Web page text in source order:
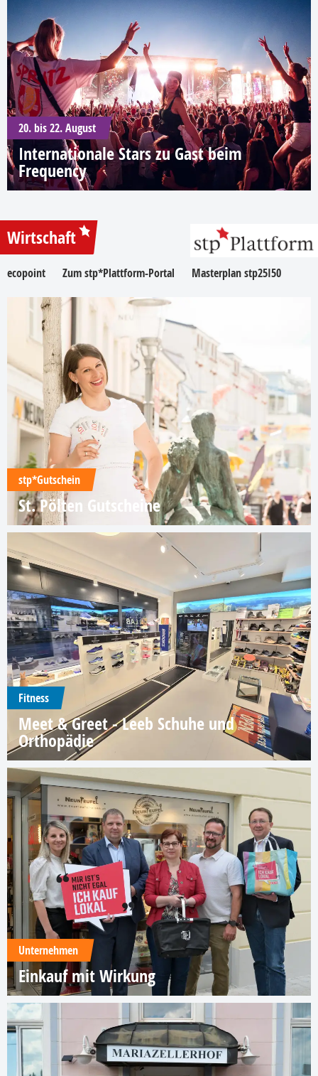
20. bis 22. August
Internationale Stars zu Gast beim
Frequency
Wirtschaft
ecopoint Zum stp*Plattform-Portal Masterplan stp25I50
stp*Gutschein
St. Pölten Gutscheine
Fitness
Meet & Greet - Leeb Schuhe und
Orthopädie
Unternehmen
Einkauf mit Wirkung